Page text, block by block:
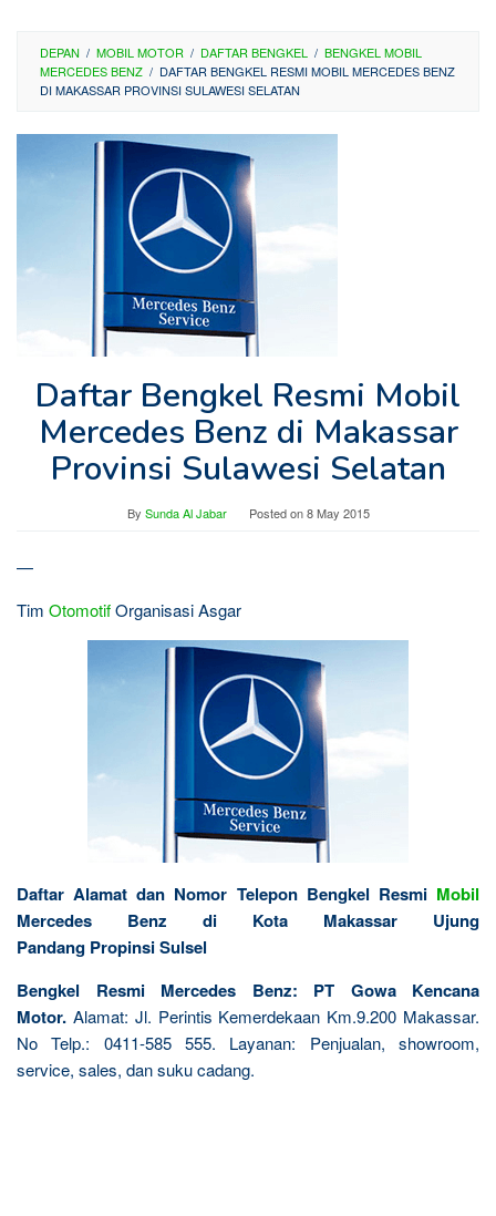
DEPAN / MOBIL MOTOR / DAFTAR BENGKEL / BENGKEL MOBIL
MERCEDES BENZ / DAFTAR BENGKEL RESMI MOBIL MERCEDES BENZ
DI MAKASSAR PROVINSI SULAWESI SELATAN
Daftar Bengkel Resmi Mobil
Mercedes Benz di Makassar
Provinsi Sulawesi Selatan
By Sunda Al Jabar Posted on8 May 2015
—
Tim OtomotifOrganisasi Asgar
Daftar Alamat dan Nomor Telepon Bengkel Resmi Mobil
Mercedes Benz di Kota Makassar Ujung
Pandang Propinsi Sulsel
Bengkel Resmi Mercedes Benz: PT Gowa Kencana
Motor. Alamat: Jl. Perintis Kemerdekaan Km.9.200 Makassar.
No Telp.: 0411-585 555. Layanan: Penjualan, showroom,
service, sales, dan suku cadang.